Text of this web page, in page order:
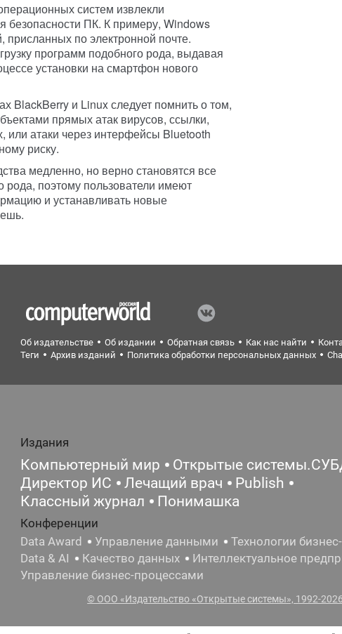
систем извлекли
безопасности ПК. К примеру, Windows
присланных по электронной почте.
программ подобного рода, выдавая
установки на смартфон нового
BlackBerry и Linux следует помнить о том,
прямых атак вирусов, ссылки,
атаки через интерфейсы Bluetooth
риску.
медленно, но верно становятся все
рода, поэтому пользователи имеют
и устанавливать новые
Об издательстве Об издании Обратная связь Как нас найти
Теги
Архив изданий Политика обработки персональных данных
Издания
Компьютерный мир
Открытые
Директор ИС
Лечащий врач
Publish
Классный журнал
Понимашка
Конференции
Data Award
Управление данными
Технологии
Data & AI
Качество данных
Интеллектуальное
Управление бизнес-процессами
© ООО «Издательство «Открытые системы», 1992-